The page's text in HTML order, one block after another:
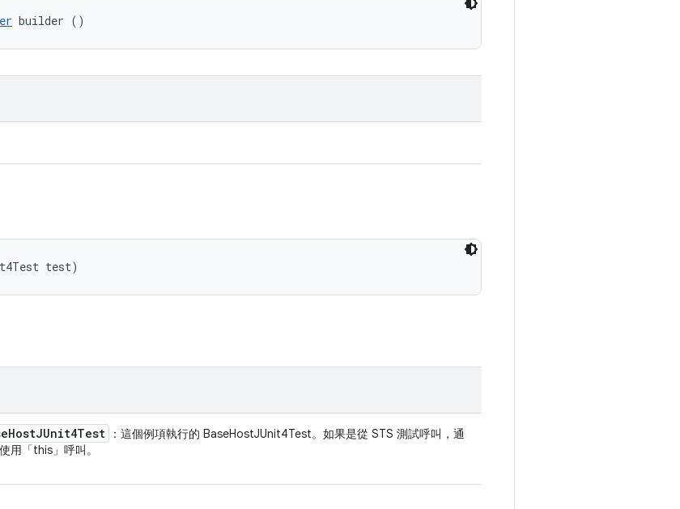
builder ()
test)
HostJUnit4Test
：這個例項執行的 BaseHostJUnit4Test。如果是從 STS 測試呼叫，通
用「this」呼叫。